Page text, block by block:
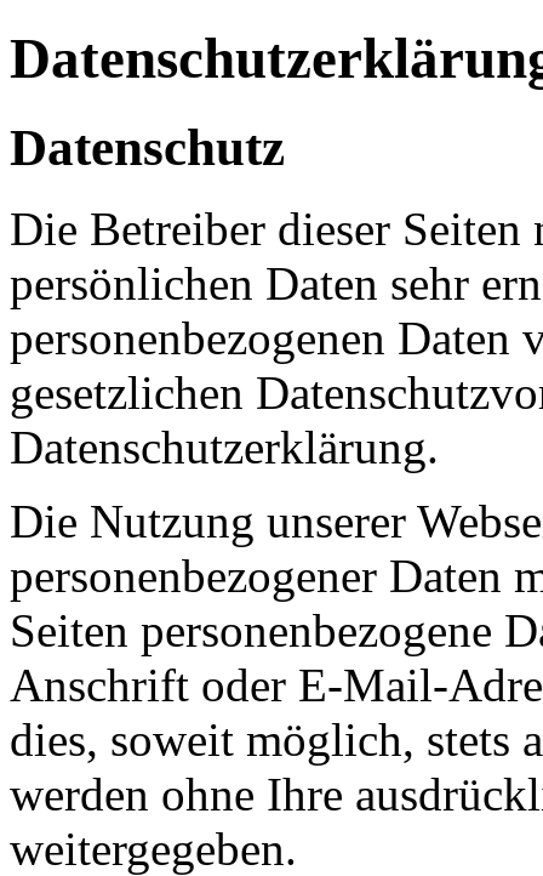
Datenschutz
Die Betreiber dieser Seiten
persönlichen Daten sehr
personenbezogenen Daten
gesetzlichen
Datenschutzerklärung.
Die Nutzung unserer
personenbezogener Daten
Seiten personenbezogene
Anschrift oder E-Mail-
dies, soweit möglich, stets
werden ohne Ihre
weitergegeben.